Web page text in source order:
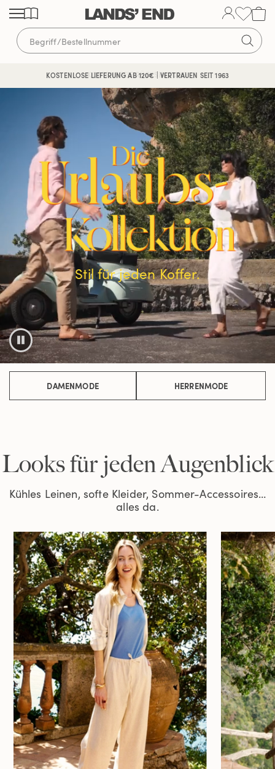
Direkt
zum
Inhalt
Direkt
zur
Navigation
Direkt
zur
Suche
KOSTENLOSE LIEFERUNG AB 120€ | VERTRAUEN SEIT 1963
Stil für jeden Koffer.
DAMENMODE HERRENMODE
Looks für jeden Augenblick
Kühles Leinen, softe Kleider, Sommer-Accessoires…
alles da.